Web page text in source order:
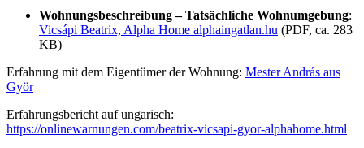
Wohnungsbeschreibung – Tatsächliche Wohnumgebung:
Vicsápi Beatrix, Alpha Home alphaingatlan.hu (PDF, ca. 283
KB)
Erfahrung mit dem Eigentümer der Wohnung: Mester András aus
Györ
Erfahrungsbericht auf ungarisch:
https://onlinewarnungen.com/beatrix-vicsapi-gyor-alphahome.html